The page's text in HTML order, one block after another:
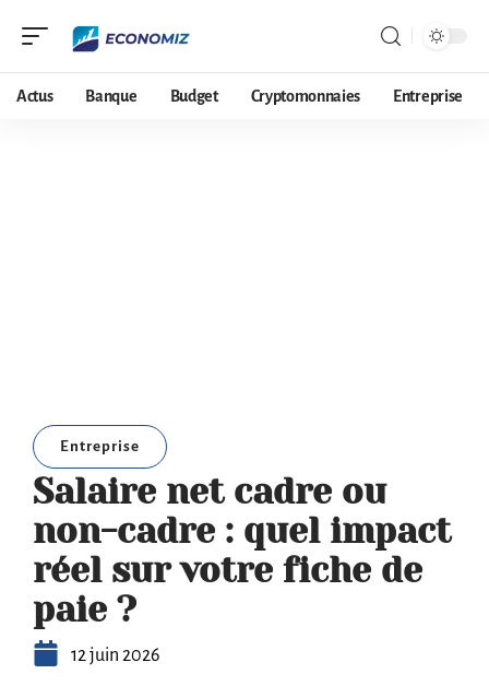
Actus Banque Budget Cryptomonnaies Entreprise
Entreprise
Salaire net cadre ou
non-cadre : quel impact
réel sur votre fiche de
paie ?
12 juin 2026